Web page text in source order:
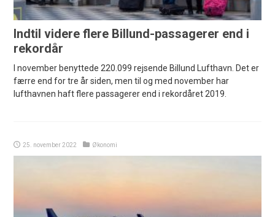
Indtil videre flere Billund-passagerer end i
rekordår
I november benyttede 220.099 rejsende Billund Lufthavn. Det er
færre end for tre år siden, men til og med november har
lufthavnen haft flere passagerer end i rekordåret 2019.
25. november 2022 Økonomi